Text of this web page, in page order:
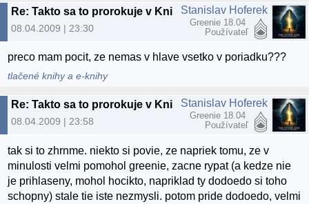
Re: Takto sa to prorokuje v Knihe Zázrakov Greenportu
08.04.2009 | 23:30
Stanislav Hoferek
Greenie 18.04
Používateľ
preco mam pocit, ze nemas v hlave vsetko v poriadku???
tlačené knihy a e-knihy
Re: Takto sa to prorokuje v Knihe Zázrakov Greenportu
08.04.2009 | 23:58
Stanislav Hoferek
Greenie 18.04
Používateľ
tak si to zhrnme. niekto si povie, ze napriek tomu, ze v
minulosti velmi pomohol greenie, zacne rypat (a kedze nie
je prihlaseny, mohol hocikto, napriklad ty dodoedo si toho
schopny) stale tie iste nezmysli. potom pride dodoedo, velmi